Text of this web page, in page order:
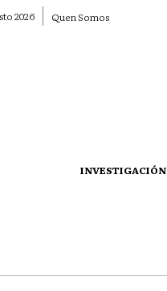
2026 Quen Somos
INVESTIGACIÓN